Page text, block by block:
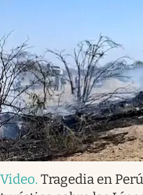
Video. Tragedia en